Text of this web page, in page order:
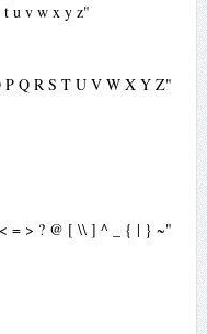
t u v w x y z"
Q R S T U V W X Y Z"
= > ? @ [ \\ ] ^ _ { | } ~"